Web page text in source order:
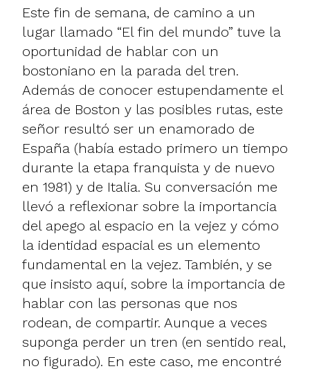
Este fin de semana, de camino a un
lugar llamado “El fin del mundo” tuve la
oportunidad de hablar con un
bostoniano en la parada del tren.
Además de conocer estupendamente el
área de Boston y las posibles rutas, este
señor resultó ser un enamorado de
España (había estado primero un tiempo
durante la etapa franquista y de nuevo
en 1981) y de Italia. Su conversación me
llevó a reflexionar sobre la importancia
del apego al espacio en la vejez y cómo
la identidad espacial es un elemento
fundamental en la vejez. También, y se
que insisto aquí, sobre la importancia de
hablar con las personas que nos
rodean, de compartir. Aunque a veces
suponga perder un tren (en sentido real,
no figurado). En este caso, me encontré